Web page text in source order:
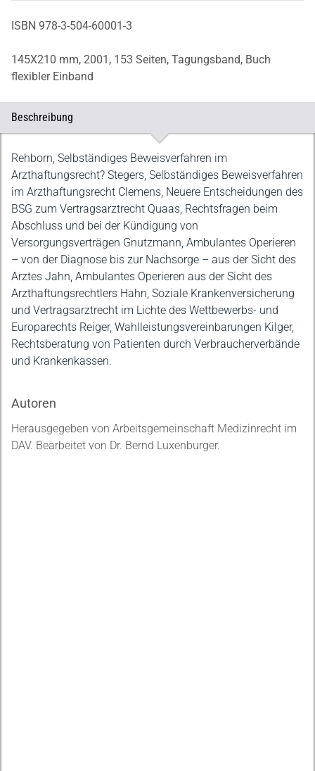
ISBN 978-3-504-60001-3
145X210 mm, 2001, 153 Seiten, Tagungsband, Buch
flexibler Einband
Beschreibung
Beschreibung
Rehborn, Selbständiges Beweisverfahren im
Arzthaftungsrecht? Stegers, Selbständiges Beweisverfahren
im Arzthaftungsrecht Clemens, Neuere Entscheidungen des
BSG zum Vertragsarztrecht Quaas, Rechtsfragen beim
Abschluss und bei der Kündigung von
Versorgungsverträgen Gnutzmann, Ambulantes Operieren
– von der Diagnose bis zur Nachsorge – aus der Sicht des
Arztes Jahn, Ambulantes Operieren aus der Sicht des
Arzthaftungsrechtlers Hahn, Soziale Krankenversicherung
und Vertragsarztrecht im Lichte des Wettbewerbs- und
Europarechts Reiger, Wahlleistungsvereinbarungen Kilger,
Rechtsberatung von Patienten durch Verbraucherverbände
und Krankenkassen.
Autoren
Herausgegeben von Arbeitsgemeinschaft Medizinrecht im
DAV. Bearbeitet von Dr. Bernd Luxenburger.